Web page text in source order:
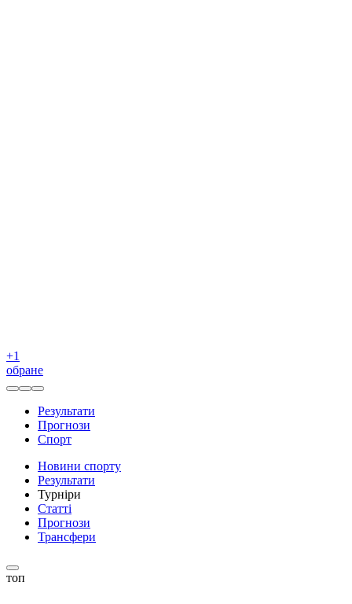
+1
обране
Результати
Прогнози
Спорт
Новини спорту
Результати
Турніри
Статті
Прогнози
Трансфери
топ